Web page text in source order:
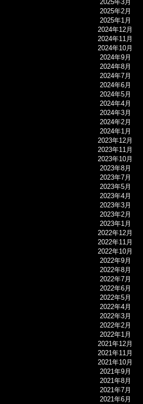
2025年3月
2025年2月
2025年1月
2024年12月
2024年11月
2024年10月
2024年9月
2024年8月
2024年7月
2024年6月
2024年5月
2024年4月
2024年3月
2024年2月
2024年1月
2023年12月
2023年11月
2023年10月
2023年8月
2023年7月
2023年5月
2023年4月
2023年3月
2023年2月
2023年1月
2022年12月
2022年11月
2022年10月
2022年9月
2022年8月
2022年7月
2022年6月
2022年5月
2022年4月
2022年3月
2022年2月
2022年1月
2021年12月
2021年11月
2021年10月
2021年9月
2021年8月
2021年7月
2021年6月